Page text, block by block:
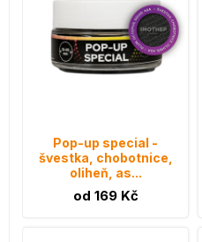
Pop-up special -
švestka, chobotnice,
oliheň, as...
od 169 Kč